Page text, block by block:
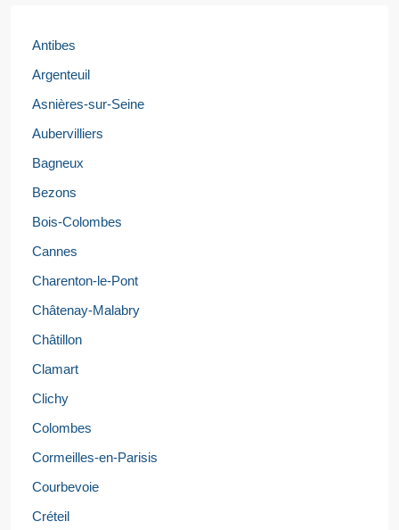
Antibes
Argenteuil
Asnières-sur-Seine
Aubervilliers
Bagneux
Bezons
Bois-Colombes
Cannes
Charenton-le-Pont
Châtenay-Malabry
Châtillon
Clamart
Clichy
Colombes
Cormeilles-en-Parisis
Courbevoie
Créteil